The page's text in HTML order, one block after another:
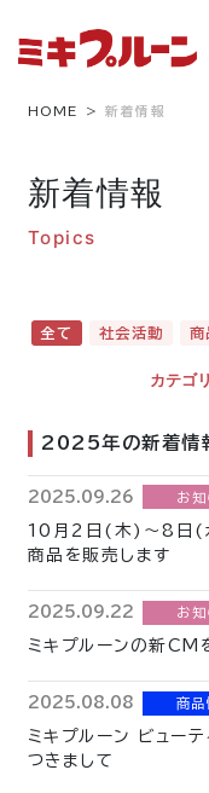
HOME 新着情報
新着情報
Topics
全て 社会活動 商
カテゴ
2025年の新着情
2025.09.26 お知
10月2日(木)～8日(
商品を販売します
2025.09.22 お知
ミキプルーンの新
2025.08.08 商品
ミキプルーン ビュー
つきまして